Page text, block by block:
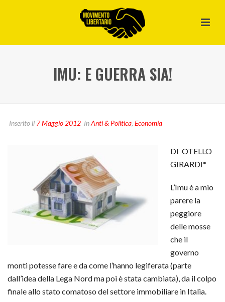
IMU: E GUERRA SIA!
Inserito il 7 Maggio 2012 InAnti & Politica, Economia
DI OTELLO
GIRARDI*
L’Imu è a mio
parere la
peggiore
delle mosse
che il
governo
monti potesse fare e da come l’hanno legiferata (parte
dall’idea della Lega Nord ma poi è stata cambiata), da il colpo
finale allo stato comatoso del settore immobiliare in Italia.